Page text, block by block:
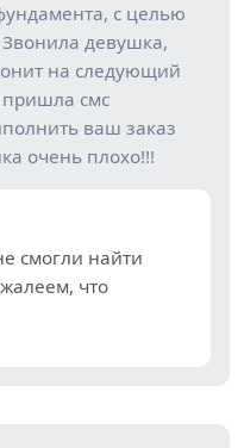
с целью
девушка,
на следующий
смс
ваш заказ
очень плохо!!!
смогли найти
что